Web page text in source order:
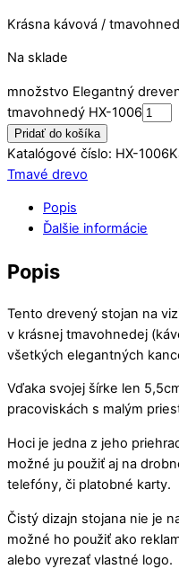
Krásna kávová /
Na sklade
množstvo Elegantný
tmavohnedý HX-1006
Pridať do košíka
Katalógové číslo: HX-1006
Tmavé drevo
Popis
Ďalšie informácie
Popis
Tento drevený stojan na
v krásnej tmavohnedej
všetkých elegantných
Vďaka svojej šírke len
pracoviskách s malým
Hoci je jedna z jeho
možné ju použiť aj na
telefóny, či platobné karty.
Čistý dizajn stojana nie je
možné ho použiť ako
alebo vyrezať vlastné logo.